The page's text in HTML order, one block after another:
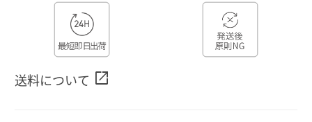
送料について open_in_new